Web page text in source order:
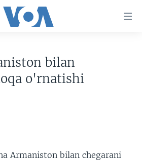
bilan
o'rnatishi
Armaniston bilan chegarani